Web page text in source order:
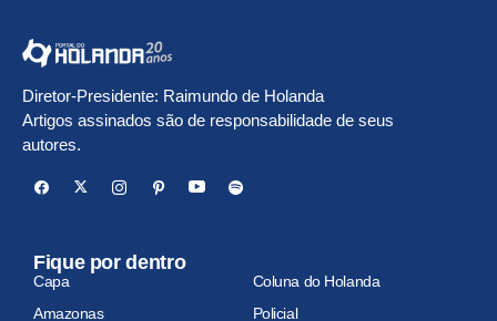
Diretor-Presidente: Raimundo de Holanda
Artigos assinados são de responsabilidade de seus
autores.
Fique por dentro
Capa
Coluna do Holanda
Amazonas
Policial